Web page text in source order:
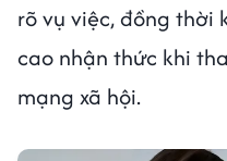
rõ vụ việc, đồng thời
cao nhận thức khi
mạng xã hội.